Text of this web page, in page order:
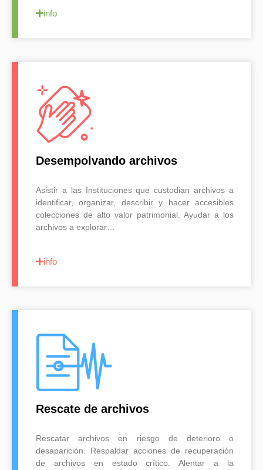
info
Desempolvando archivos
Asistir a las Instituciones que custodian archivos a
identificar, organizar, describir y hacer accesibles
colecciones de alto valor patrimonial. Ayudar a los
archivos a explorar…
info
Rescate de archivos
Rescatar archivos en riesgo de deterioro o
desaparición. Respaldar acciones de recuperación
de archivos en estado crítico. Alentar a la